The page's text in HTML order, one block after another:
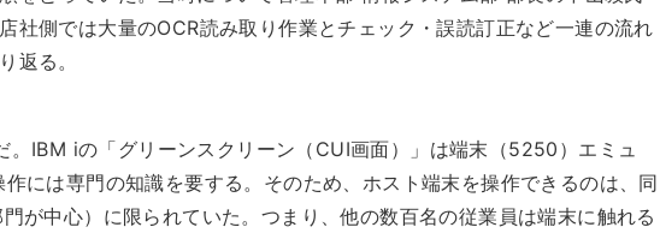
社側では大量のOCR読み取り作業とチェック・誤読訂正など一連の流れ
返る。
。IBM iの「グリーンスクリーン（CUI画面）」は端末（5250）エミュ
には専門の知識を要する。そのため、ホスト端末を操作できるのは、同
が中心）に限られていた。つまり、他の数百名の従業員は端末に触れる